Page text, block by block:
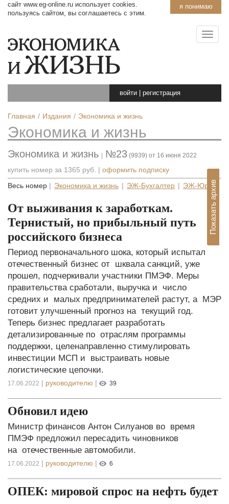
я понимаю
сайт www.eg-online.ru использует cookies.
пользуясь сайтом, вы соглашаетесь с этим.
войти регистрация
Главная Издания Экономика и жизнь
Экономика и жизнь
Экономика и жизнь №23 (9939) от 16 июня 2022
купить номер за 1365 руб. | оформить подписку
Весь номер Экономика и жизнь ЭЖ-Бухгалтер ЭЖ-Юрист
Показать архив
От выживания к заработкам.
Тернистый, но прибыльный путь
российского бизнеса
Период первоначального шока, который испытал
отечественный бизнес от шквала санкций, уже
прошел, подчеркивали участники ПМЭФ. Меры
правительства сработали, выручка и число
средних и малых предпринимателей растут, а МЭР
готовит улучшенный прогноз на текущий год.
Теперь бизнес предлагает разработать
детализированные по отраслям программы
поддержки, целенаправленно стимулировать
инвестиции МСП и выстраивать новые
логистические цепочки.
17.06.2022 | руководителю | 39
Обновил идею
Министр финансов Антон Силуанов во время
ПМЭФ предложил пересадить чиновников
на отечественные автомобили.
17.06.2022 | руководителю | 6
ОПЕК: мировой спрос на нефть будет